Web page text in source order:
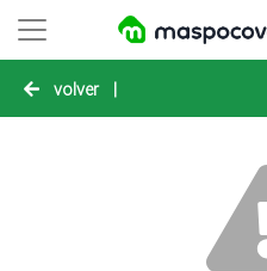
volver |